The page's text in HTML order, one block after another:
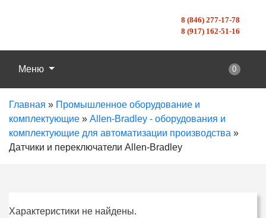
8 (846) 277-17-78
8 (917) 162-51-16
Меню 0
Главная » Промышленное оборудование и
комплектующие » Allen-Bradley - оборудования и
комплектующие для автоматизации производства »
Датчики и переключатели Allen-Bradley
Характеристики не найдены.